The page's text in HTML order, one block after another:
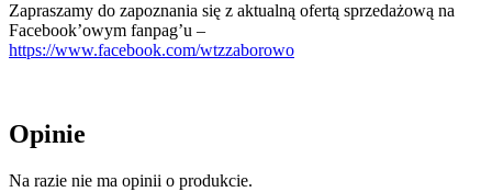
Zapraszamy do zapoznania się z aktualną ofertą sprzedażową na
Facebook’owym fanpag’u –
https://www.facebook.com/wtzzaborowo
Opinie
Na razie nie ma opinii o produkcie.